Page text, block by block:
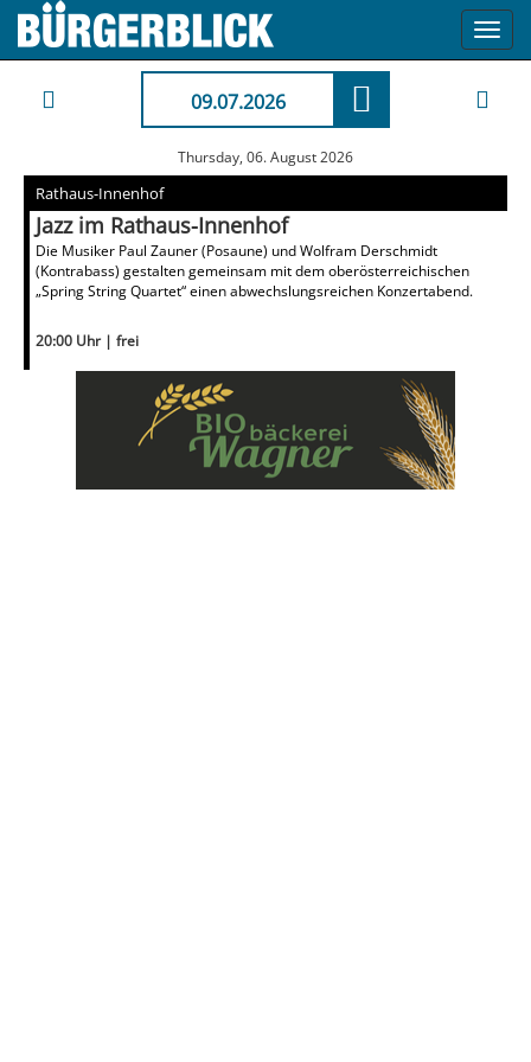
09.07.2026
Thursday, 06. August 2026
Rathaus-Innenhof
Jazz im Rathaus-Innenhof
Die Musiker Paul Zauner (Posaune) und Wolfram Derschmidt
(Kontrabass) gestalten gemeinsam mit dem oberösterreichischen
„Spring String Quartet“ einen abwechslungsreichen Konzertabend.
20:00 Uhr | frei